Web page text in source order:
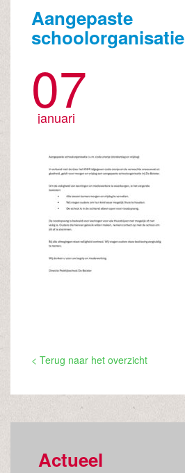
Aangepaste
schoolorganisatie
07
januari
< Terug naar het overzicht
Actueel